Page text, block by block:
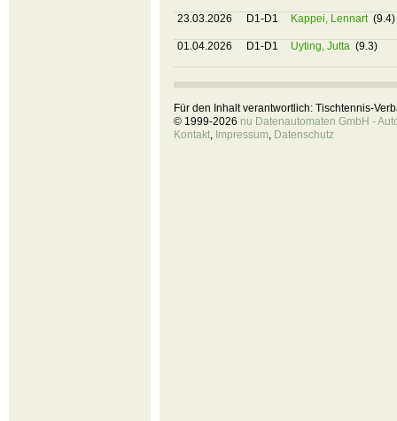
23.03.2026 D1-D1 Kappei, Lennart (9.4)
01.04.2026 D1-D1 Uyting, Jutta (9.3)
Für den Inhalt verantwortlich: Tischtennis-
© 1999-2026 nu Datenautomaten GmbH -
Kontakt, Impressum, Datenschutz